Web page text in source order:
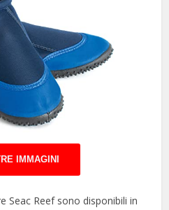
IMMAGINI
Seac Reef sono disponibili in